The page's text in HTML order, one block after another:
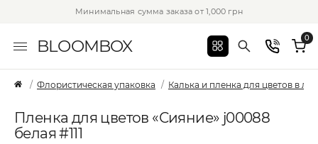
Минимальная сумма заказа от 1,000 грн
BLOOMBOX 0
Флористическая упаковка Калька и пленка для цветов в
Пленка для цветов «Сияние» j00088
белая #111